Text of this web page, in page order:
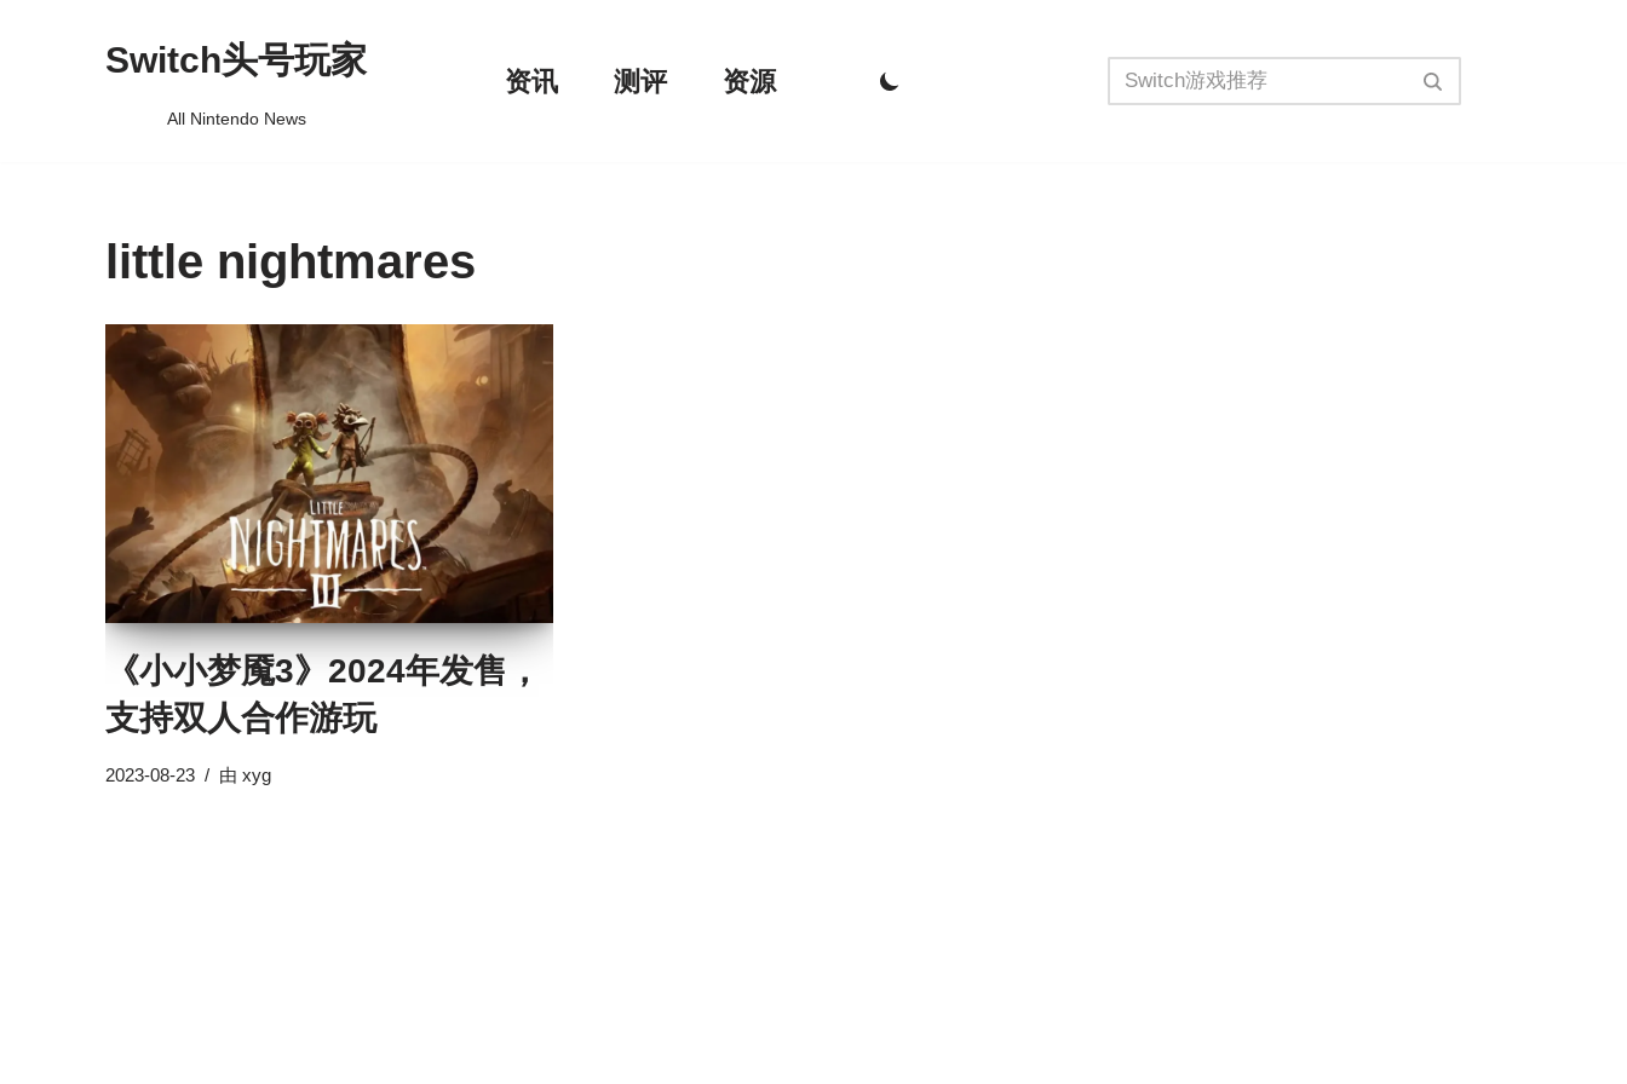
Switch头号玩家
All Nintendo News
资讯 测评 资源
little nightmares
《小小梦魇3》2024年发售，
支持双人合作游玩
2023-08-23 由 xyg